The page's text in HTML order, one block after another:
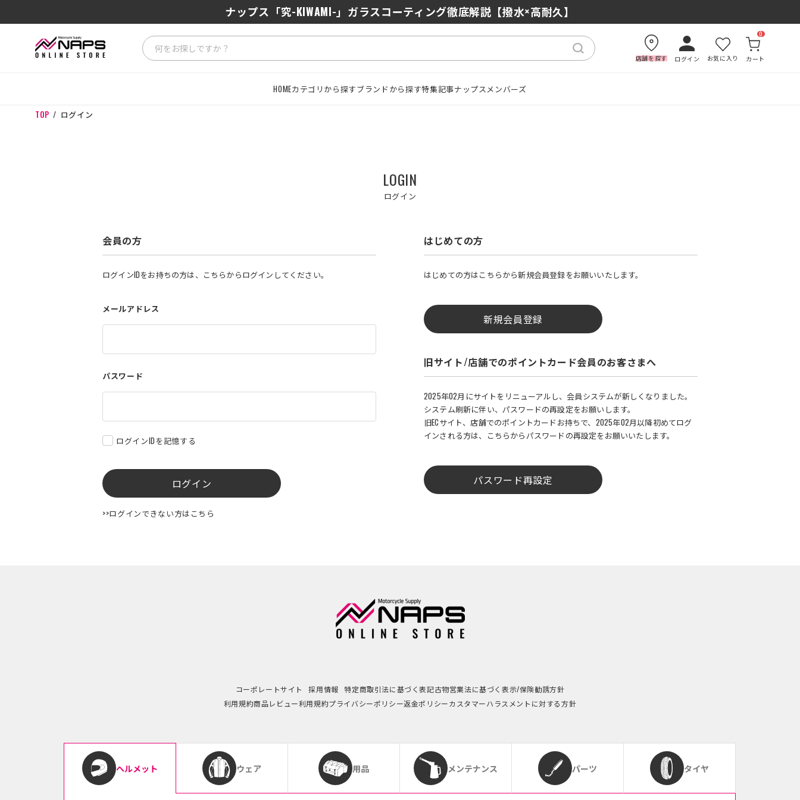
ナップス「究-KIWAMI-」ガラスコーティング徹底解説【撥水×高耐久】
店舗を探す ログイン お気に入り カート
0
HOMEカテゴリから探すブランドから探す特集記事ナップスメンバーズ
TOP ログイン
LOGIN
ログイン
会員の方
ログインIDをお持ちの方は、こちらからログインしてください。
メールアドレス
パスワード
ログインIDを記憶する
ログイン
>>ログインできない方はこちら
はじめての方
はじめての方はこちらから新規会員登録をお願いいたします。
新規会員登録
旧サイト/店舗でのポイントカード会員のお客さまへ
2025年02月にサイトをリニューアルし、会員システムが新しくなりました。
システム刷新に伴い、パスワードの再設定をお願いします。
旧ECサイト、店舗でのポイントカードお持ちで、2025年02月以降初めてログ
インされる方は、こちらからパスワードの再設定をお願いいたします。
パスワード再設定
コーポレートサイト 採用情報 特定商取引法に基づく表記古物営業法に基づく表示/保険勧誘方針
利用規約商品レビュー利用規約プライバシーポリシー返金ポリシーカスタマーハラスメントに対する方針
ヘルメット ウェア 用品 メンテナンス パーツ タイヤ